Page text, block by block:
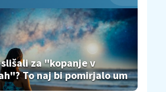
za "kopanje v
To naj bi pomirjalo um